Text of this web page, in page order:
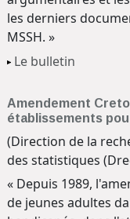
les derniers
MSSH. »
Le bulletin
Amendement
établissements
(Direction de la
des statistiques
« Depuis 1989,
de jeunes adultes